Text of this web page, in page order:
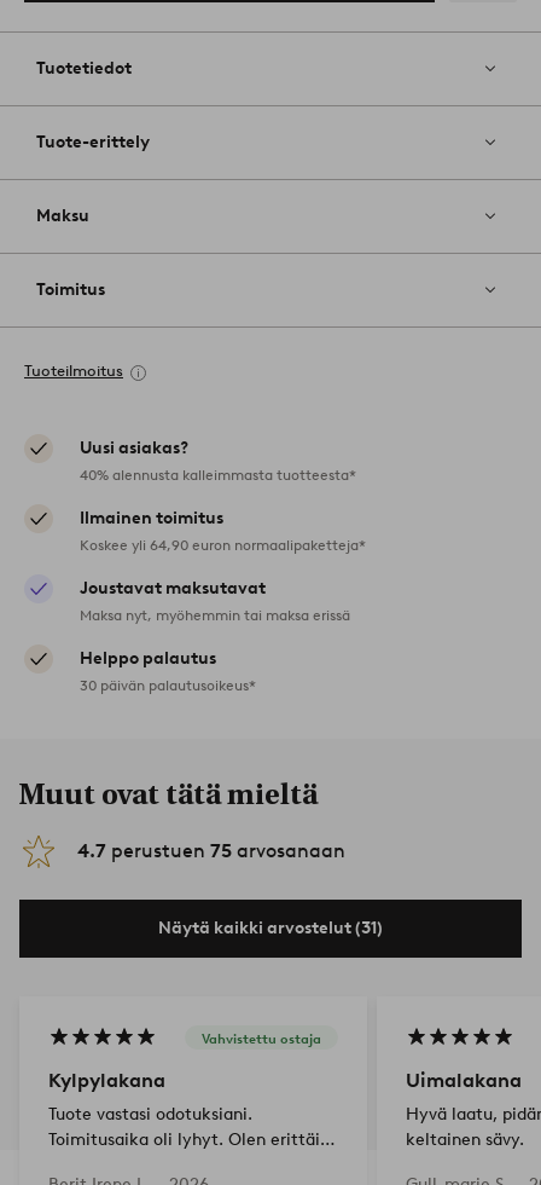
Tuotetiedot
Tuote-erittely
Maksu
Toimitus
Tuoteilmoitus
Uusi asiakas?
40% alennusta kalleimmasta tuotteesta*
Ilmainen toimitus
Koskee yli 64,90 euron normaalipaketteja*
Joustavat maksutavat
Maksa nyt, myöhemmin tai maksa erissä
Helppo palautus
30 päivän palautusoikeus*
Muut ovat tätä mieltä
4.7 perustuen 75 arvosanaan
Näytä kaikki arvostelut (31)
Vahvistettu ostaja
Kylpylakana
Tuote vastasi odotuksiani.
Toimitusaika oli lyhyt. Olen erittäin
Uimalakana
Hyvä laatu,
keltainen sävy.